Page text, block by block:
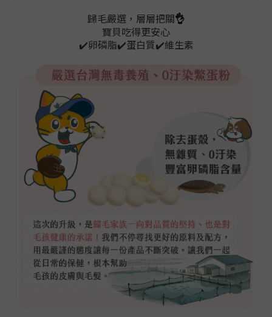
歸毛嚴選，層層把關👌
寶貝吃得更安心
✔️卵磷脂✔️蛋白質✔️維生素